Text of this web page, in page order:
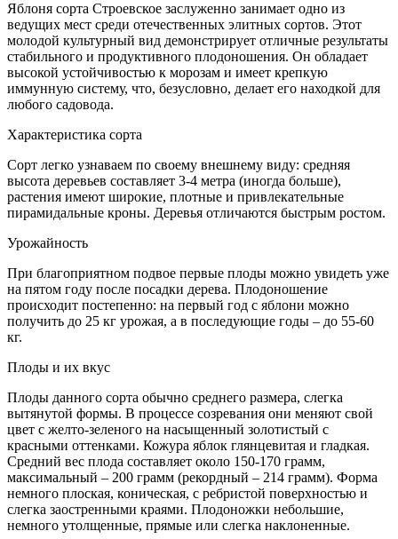
Яблоня сорта Строевское заслуженно занимает одно из
ведущих мест среди отечественных элитных сортов. Этот
молодой культурный вид демонстрирует отличные результаты
стабильного и продуктивного плодоношения. Он обладает
высокой устойчивостью к морозам и имеет крепкую
иммунную систему, что, безусловно, делает его находкой для
любого садовода.
Характеристика сорта
Сорт легко узнаваем по своему внешнему виду: средняя
высота деревьев составляет 3-4 метра (иногда больше),
растения имеют широкие, плотные и привлекательные
пирамидальные кроны. Деревья отличаются быстрым ростом.
Урожайность
При благоприятном подвое первые плоды можно увидеть уже
на пятом году после посадки дерева. Плодоношение
происходит постепенно: на первый год с яблони можно
получить до 25 кг урожая, а в последующие годы – до 55-60
кг.
Плоды и их вкус
Плоды данного сорта обычно среднего размера, слегка
вытянутой формы. В процессе созревания они меняют свой
цвет с желто-зеленого на насыщенный золотистый с
красными оттенками. Кожура яблок глянцевитая и гладкая.
Средний вес плода составляет около 150-170 грамм,
максимальный – 200 грамм (рекордный – 214 грамм). Форма
немного плоская, коническая, с ребристой поверхностью и
слегка заостренными краями. Плодоножки небольшие,
немного утолщенные, прямые или слегка наклоненные.